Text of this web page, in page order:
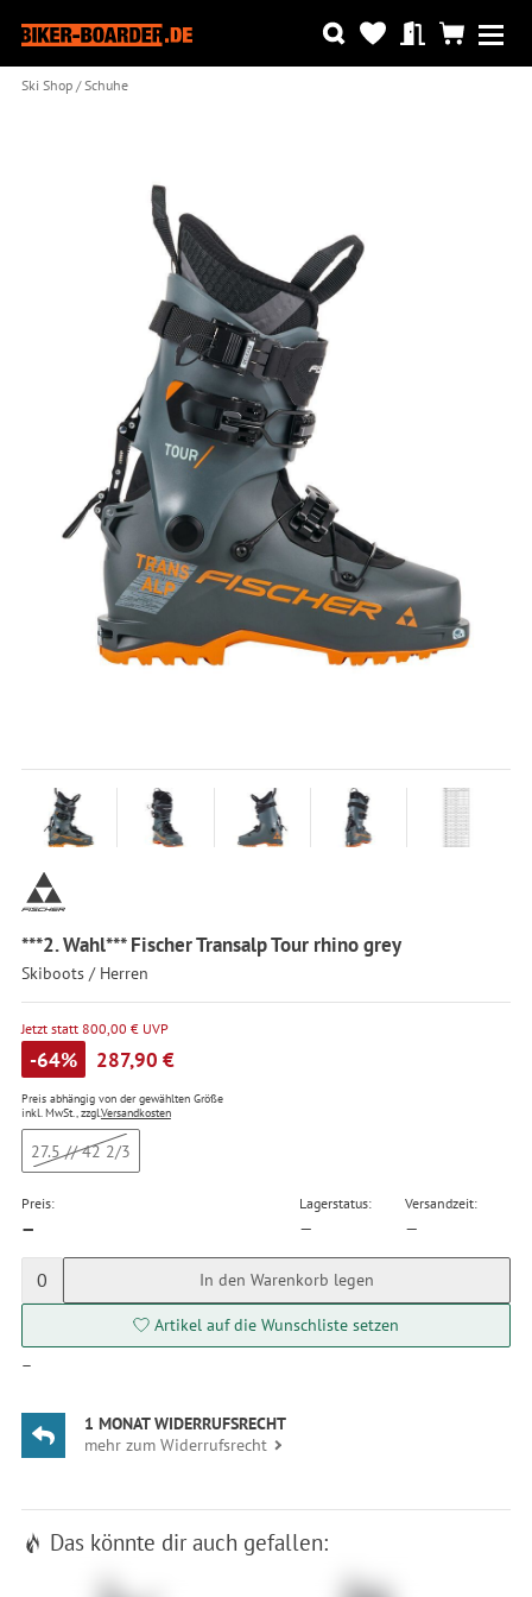
Ski Shop Schuhe
***2. Wahl*** Fischer Transalp Tour rhino grey
Skiboots / Herren
Jetzt statt 800,00 € UVP
-64% 287,90 €
Preis abhängig von der gewählten Größe
inkl. MwSt., zzgl.Versandkosten
27.5 // 42 2/3
Preis:
—
Lagerstatus:
—
Versandzeit:
—
0 In den Warenkorb legen
Artikel auf die Wunschliste setzen
—
1 MONAT WIDERRUFSRECHT
mehr zum Widerrufsrecht
Das könnte dir auch gefallen: